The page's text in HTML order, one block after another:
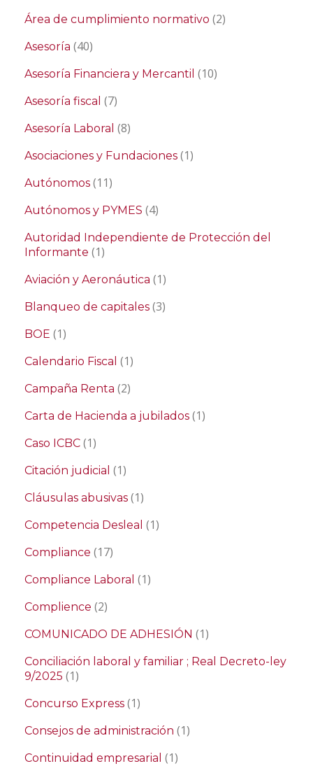
Área de cumplimiento normativo (2)
Asesoría (40)
Asesoría Financiera y Mercantil (10)
Asesoría fiscal (7)
Asesoría Laboral (8)
Asociaciones y Fundaciones (1)
Autónomos (11)
Autónomos y PYMES (4)
Autoridad Independiente de Protección del
Informante (1)
Aviación y Aeronáutica (1)
Blanqueo de capitales (3)
BOE (1)
Calendario Fiscal (1)
Campaña Renta (2)
Carta de Hacienda a jubilados (1)
Caso ICBC (1)
Citación judicial (1)
Cláusulas abusivas (1)
Competencia Desleal (1)
Compliance (17)
Compliance Laboral (1)
Complience (2)
COMUNICADO DE ADHESIÓN (1)
Conciliación laboral y familiar ; Real Decreto-ley
9/2025 (1)
Concurso Express (1)
Consejos de administración (1)
Continuidad empresarial (1)